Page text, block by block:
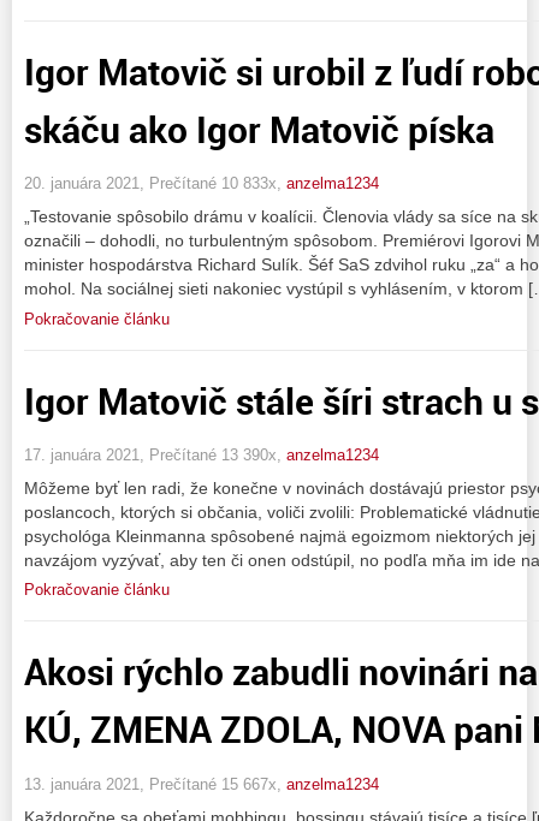
Igor Matovič si urobil z ľudí
skáču ako Igor Matovič píska
20. januára 2021, Prečítané 10 833x, anzelma1234
„Testovanie spôsobilo drámu v koalícii. Členovia vlády sa síce na
označili – dohodli, no turbulentným spôsobom. Premiérovi Igorovi
minister hospodárstva Richard Sulík. Šéf SaS zdvihol ruku „za“ a
mohol. Na sociálnej sieti nakoniec vystúpil s vyhlásením, v ktorom
Pokračovanie článku
Igor Matovič stále šíri strach u
17. januára 2021, Prečítané 13 390x, anzelma1234
Môžeme byť len radi, že konečne v novinách dostávajú priestor
poslancoch, ktorých si občania, voliči zvolili: Problematické
psychológa Kleinmanna spôsobené najmä egoizmom niektorých
navzájom vyzývať, aby ten či onen odstúpil, no podľa mňa im ide
Pokračovanie článku
Akosi rýchlo zabudli novinári
KÚ, ZMENA ZDOLA, NOVA
13. januára 2021, Prečítané 15 667x, anzelma1234
Každoročne sa obeťami mobbingu, bossingu stávajú tisíce a tisíce